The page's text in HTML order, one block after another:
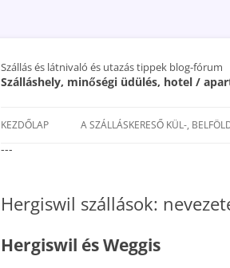
Szállás és látnivaló és utazás tippek blog-fórum
Szálláshely, minőségi üdülés, hotel /
KEZDŐLAP A SZÁLLÁSKERESŐ KÜL-,
---
Hergiswil szállások:
Hergiswil és Weggis